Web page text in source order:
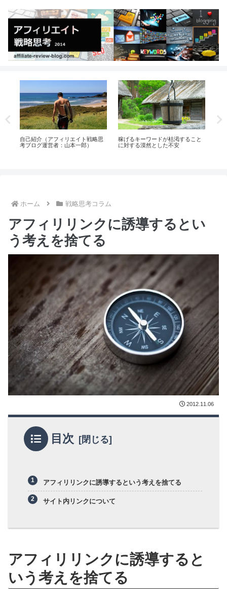
自己紹介（アフィリエイト戦略思
考ブログ運営者：山本一郎）
稼げるキーワードが枯渇すること
に対する漠然とした不安
ホーム 戦略思考コラム
アフィリリンクに誘導するとい
う考えを捨てる
2012.11.06
目次
アフィリリンクに誘導するという考えを捨てる
サイト内リンクについて
アフィリリンクに誘導すると
いう考えを捨てる